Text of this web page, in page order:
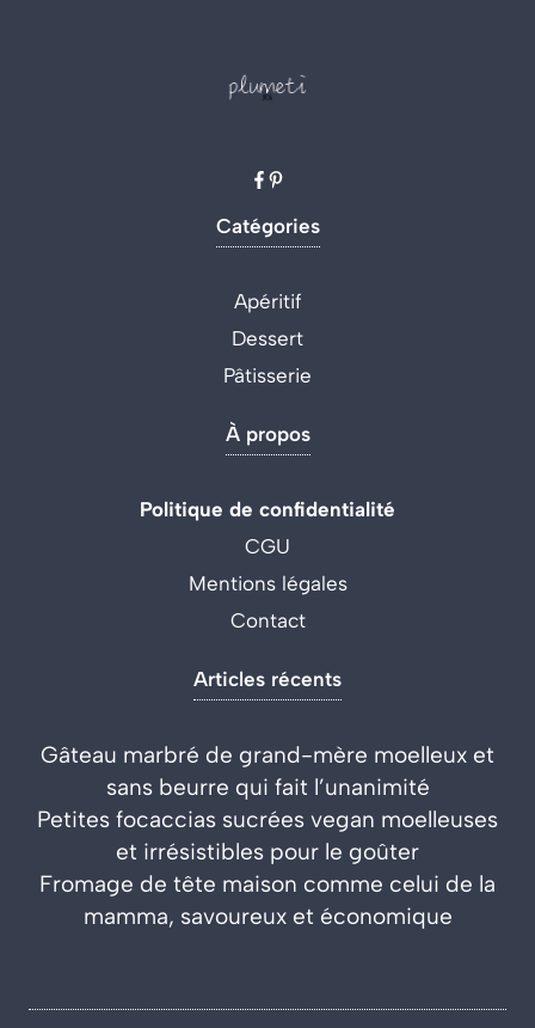
Catégories
Apéritif
Dessert
Pâtisserie
À propos
Politique de confidentialité
CGU
Mentions légales
Contact
Articles récents
Gâteau marbré de grand-mère moelleux et
sans beurre qui fait l’unanimité
Petites focaccias sucrées vegan moelleuses
et irrésistibles pour le goûter
Fromage de tête maison comme celui de la
mamma, savoureux et économique